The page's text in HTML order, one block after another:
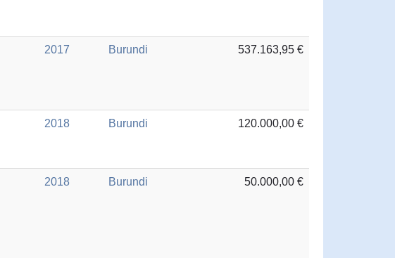
2017 Burundi 537.163,95 €
2018 Burundi 120.000,00 €
2018 Burundi 50.000,00 €